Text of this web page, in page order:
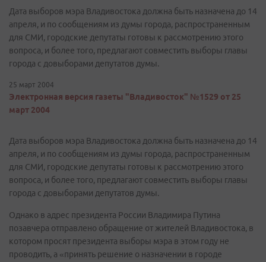
Дата выборов мэра Владивостока должна быть назначена до 14
апреля, и по сообщениям из думы города, распространенным
для СМИ, городские депутаты готовы к рассмотрению этого
вопроса, и более того, предлагают совместить выборы главы
города с довыборами депутатов думы.
25 март 2004
Электронная версия газеты "Владивосток" №1529 от 25
март 2004
Дата выборов мэра Владивостока должна быть назначена до 14
апреля, и по сообщениям из думы города, распространенным
для СМИ, городские депутаты готовы к рассмотрению этого
вопроса, и более того, предлагают совместить выборы главы
города с довыборами депутатов думы.
Однако в адрес президента России Владимира Путина
позавчера отправлено обращение от жителей Владивостока, в
котором просят президента выборы мэра в этом году не
проводить, а «принять решение о назначении в городе